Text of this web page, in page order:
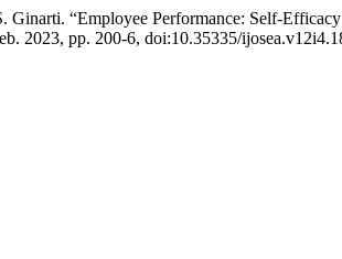
Ginarti. “Employee Performance: Self-
2023, pp. 200-6, doi:10.35335/